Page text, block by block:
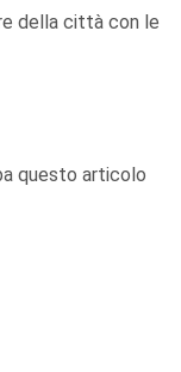
della città con le
questo articolo